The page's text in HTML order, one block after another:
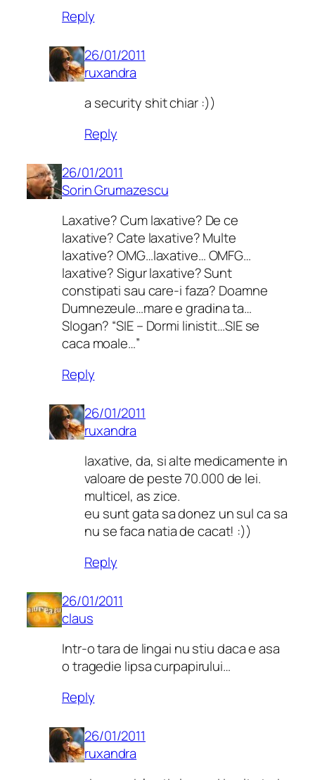
Reply
26/01/2011
ruxandra
a security shit chiar :))
Reply
26/01/2011
Sorin Grumazescu
Laxative? Cum laxative? De ce
laxative? Cate laxative? Multe
laxative? OMG…laxative… OMFG…
laxative? Sigur laxative? Sunt
constipati sau care-i faza? Doamne
Dumnezeule…mare e gradina ta…
Slogan? “SIE – Dormi linistit…SIE se
caca moale…”
Reply
26/01/2011
ruxandra
laxative, da, si alte medicamente in
valoare de peste 70.000 de lei.
multicel, as zice.
eu sunt gata sa donez un sul ca sa
nu se faca natia de cacat! :))
Reply
26/01/2011
claus
Intr-o tara de lingai nu stiu daca e asa
o tragedie lipsa curpapirului…
Reply
26/01/2011
ruxandra